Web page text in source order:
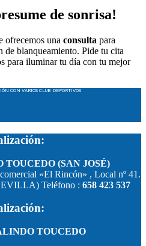
de sonrisa!
ofrecemos una consulta para
de blanqueamiento. Pide tu cita
para iluminar tu día con tu mejor
CON VARIOS CLUB DEPORTIVOS
(SAN JOSÉ)
«El Rincón» , Local nº 41.
Teléfono : 658 423 537
TOUCEDO